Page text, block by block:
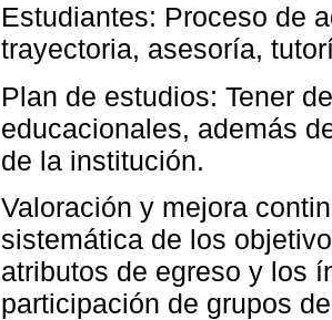
Estudiantes: Proceso de
trayectoria, asesoría,
Plan de estudios: Tener
educacionales, además
de la institución.
Valoración y mejora
sistemática de los
atributos de egreso y los
participación de grupos